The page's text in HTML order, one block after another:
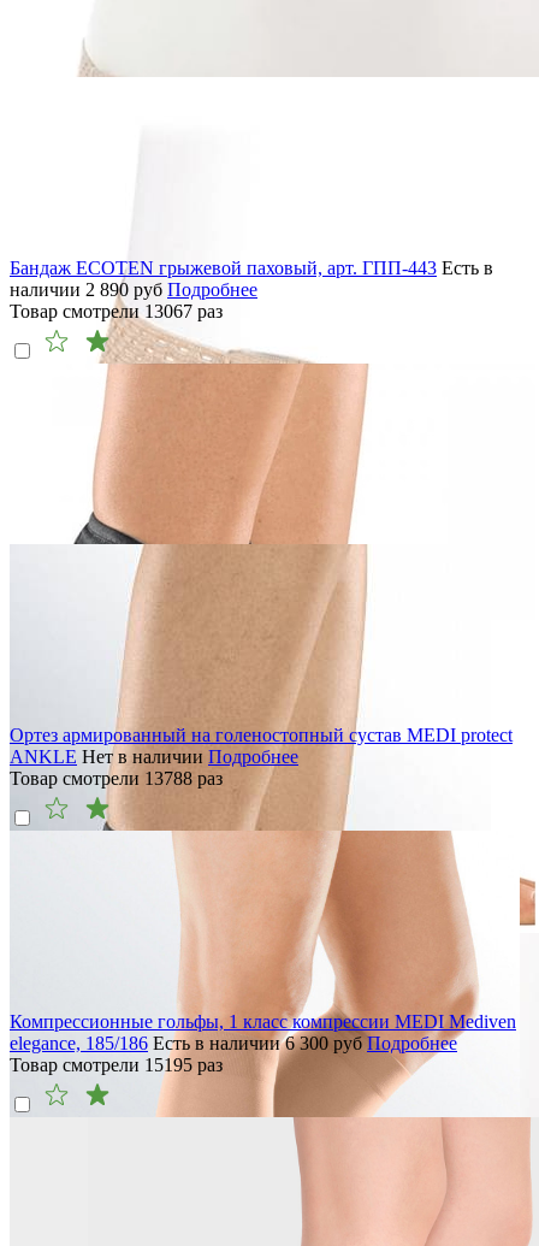
Бандаж ECOTEN грыжевой паховый, арт. ГПП-443 Есть в
наличии 2 890 руб Подробнее
Товар смотрели 13067 раз
Ортез армированный на голеностопный сустав MEDI protect
ANKLE Нет в наличии Подробнее
Товар смотрели 13788 раз
Компрессионные гольфы, 1 класс компрессии MEDI Mediven
elegance, 185/186 Есть в наличии 6 300 руб Подробнее
Товар смотрели 15195 раз